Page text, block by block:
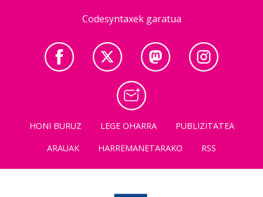
Codesyntaxek garatua
HONI BURUZ LEGE OHARRA
PUBLIZITATEA
ARAUAK
HARREMANETARAKO RSS